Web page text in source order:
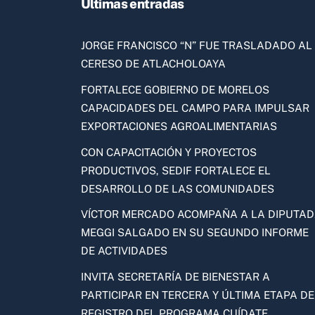
Ultimas entradas
JORGE FRANCISCO “N” FUE TRASLADADO AL
CERESO DE ATLACHOLOAYA
FORTALECE GOBIERNO DE MORELOS
CAPACIDADES DEL CAMPO PARA IMPULSAR
EXPORTACIONES AGROALIMENTARIAS
CON CAPACITACIÓN Y PROYECTOS
PRODUCTIVOS, SEDIF FORTALECE EL
DESARROLLO DE LAS COMUNIDADES
VÍCTOR MERCADO ACOMPAÑA A LA
MEGGI SALGADO EN SU SEGUNDO INFORME
DE ACTIVIDADES
INVITA SECRETARÍA DE BIENESTAR A
PARTICIPAR EN TERCERA Y ÚLTIMA ETAPA DE